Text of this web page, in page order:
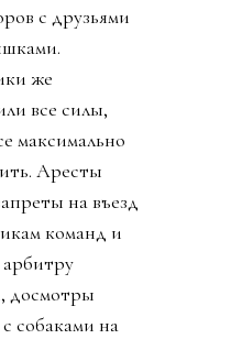
с друзьями
же
все силы,
максимально
Аресты
на въезд
команд и
досмотры
собаками на